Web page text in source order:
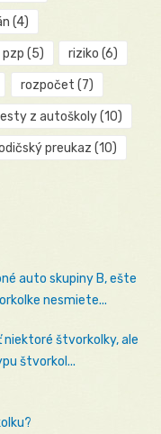
(4)
pzp (5) riziko (6)
rozpočet (7)
z autoškoly(10)
preukaz (10)
auto skupiny B, ešte
nesmiete...
niektoré štvorkolky, ale
štvorkol...